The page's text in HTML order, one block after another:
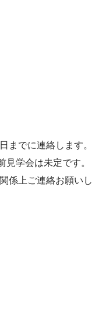
までに連絡します。
学会は未定です。
係上ご連絡お願いし